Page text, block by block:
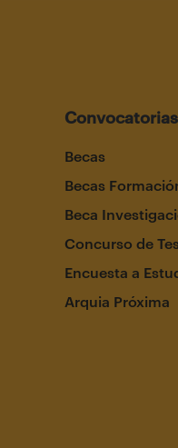
Convocatorias
Becas
Becas
Beca
Concurso de
Encuesta a
Arquia Próxima